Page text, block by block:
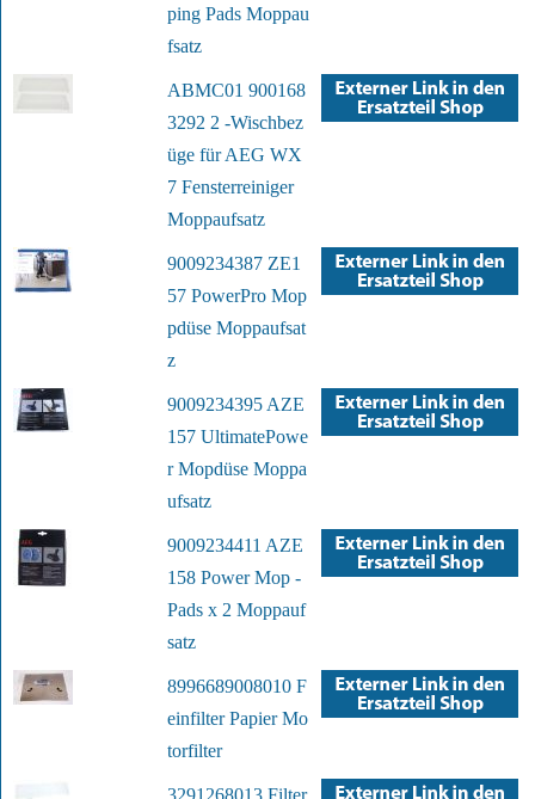
ping Pads Moppau
fsatz
ABMC01 900168
3292 2 -Wischbez
üge für AEG WX
7 Fensterreiniger
Moppaufsatz
9009234387 ZE1
57 PowerPro Mop
pdüse Moppaufsat
z
9009234395 AZE
157 UltimatePowe
r Mopdüse Moppa
ufsatz
9009234411 AZE
158 Power Mop -
Pads x 2 Moppauf
satz
8996689008010 F
einfilter Papier Mo
torfilter
3291268013 Filter